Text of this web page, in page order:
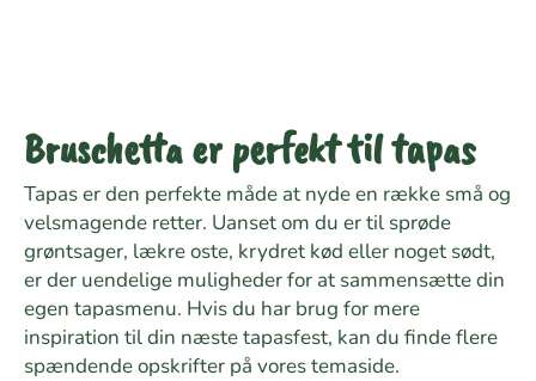
Bruschetta er perfekt til tapas
Tapas er den perfekte måde at nyde en række små og
velsmagende retter. Uanset om du er til sprøde
grøntsager, lækre oste, krydret kød eller noget sødt,
er der uendelige muligheder for at sammensætte din
egen tapasmenu. Hvis du har brug for mere
inspiration til din næste tapasfest, kan du finde flere
spændende opskrifter på vores temaside.